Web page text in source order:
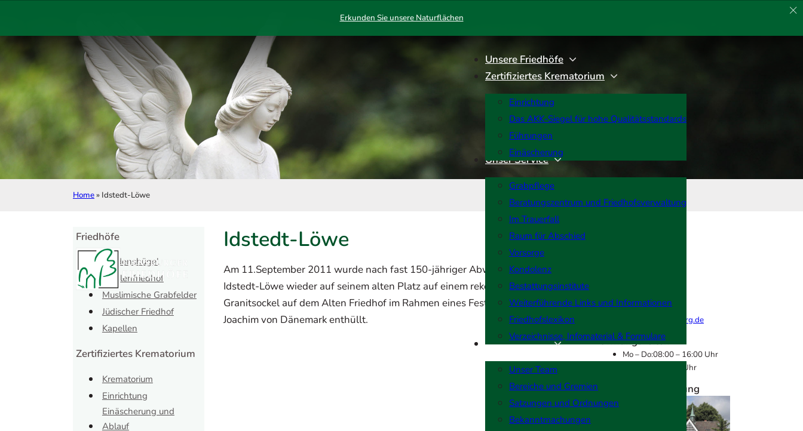
Erkunden Sie unsere Naturflächen
Unsere Friedhöfe
Zertifiziertes Krematorium
Einrichtung
Das AKK-Siegel für hohe Qualitätsstandards
Führungen
Einäscherung
Unser Service
Grabpflege
Beratungszentrum und Friedhofsverwaltung
Im Trauerfall
Raum für Abschied
Vorsorge
Kondolenz
Bestattungsinstitute
Weiterführende Links und Informationen
Friedhofslexikon
Verzeichnisse, Infomaterial & Formulare
Unternehmen
Unser Team
Bereiche und Gremien
Satzungen und Ordnungen
Bekanntmachungen
Home» Idstedt-Löwe
Friedhöfe
Friedenshügel
Mühlenfriedhof
Muslimische Grabfelder
Jüdischer Friedhof
Kapellen
Zertifiziertes Krematorium
Krematorium
Einrichtung
Einäscherung und
Ablauf
Idstedt-Löwe
Am 11.September 2011 wurde nach fast 150-jähriger Abwesenheit der
Idstedt-Löwe wieder auf seinem alten Platz auf einem rekonstruiertem
Granitsockel auf dem Alten Friedhof im Rahmen eines Festaktes von Prinz
Joachim von Dänemark enthüllt.
friedhofsbuero@flensburg.de
Öffnungszeiten
Mo – Do:08:00 – 16:00 Uhr
08:00 – 12:30 Uhr
Kapelle & Verwaltung